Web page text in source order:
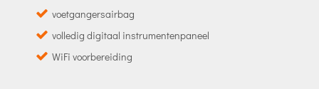
voetgangersairbag
volledig digitaal instrumentenpaneel
WiFi voorbereiding